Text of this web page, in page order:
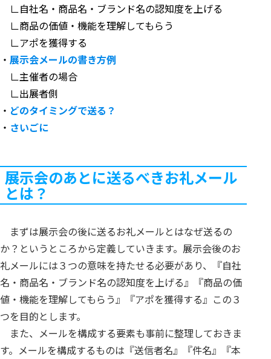
∟自社名・商品名・ブランド名の認知度を上げる
∟商品の価値・機能を理解してもらう
∟アポを獲得する
・ 展示会メールの書き方例
∟主催者の場合
∟出展者側
・ どのタイミングで送る？
・ さいごに
展示会のあとに送るべきお礼メール
とは？
まずは展示会の後に送るお礼メールとはなぜ送るの
か？というところから定義していきます。展示会後のお
礼メールには３つの意味を持たせる必要があり、『自社
名・商品名・ブランド名の認知度を上げる』『商品の価
値・機能を理解してもらう』『アポを獲得する』この３
つを目的とします。
また、メールを構成する要素も事前に整理しておきま
す。メールを構成するものは『送信者名』『件名』『本